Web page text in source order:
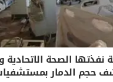
نفذتها الصحة الاتحادية
حجم الدمار